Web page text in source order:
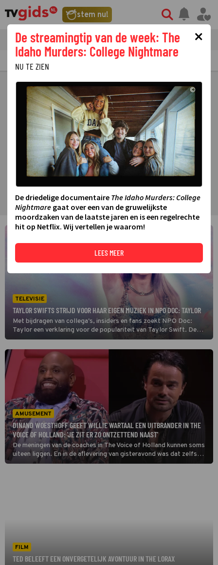
stem nu!
tvgids streaming nieuws
PRIMETIME GEMIST
TELEVISIE
TAYLOR SWIFTS STRIJD VOOR HAAR EIGEN MUZIEK IN NPO DOC: TAYLOR
Met bijdragen van collega's, insiders en fans zoekt NPO Doc:
Taylor een verklaring voor de populariteit van Taylor Swift. De
singer-songwriter is een van de succesvolste sterren van onze tijd
en een inspiratie voor velen. (HH)
AMUSEMENT
DINAND WOESTHOFF GEEFT WILLIE WARTAAL EEN UITBRANDER IN THE
VOICE OF HOLLAND: 'JE ZIT ER ZO ONTZETTEND NAAST'
De meningen van de coaches in The Voice of Holland kunnen soms
uiteen liggen. En in de aflevering van gisteravond was dat zelfs
behoorlijk het geval. Dinand Woesthoff moest niets hebben van de
FILM
TED BELEEFT EEN ONVERGETELIJK AVONTUUR IN THE LORAX
×
De streamingtip van de week: The
Idaho Murders: College Nightmare
NU TE ZIEN
©
De driedelige documentaire The Idaho Murders: College
Nightmare gaat over een van de gruwelijkste
moordzaken van de laatste jaren en is een regelrechte
hit op Netflix. Wij vertellen je waarom!
LEES MEER